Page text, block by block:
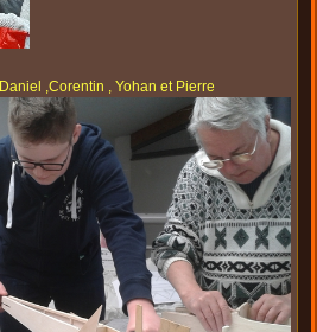
,Corentin , Yohan et Pierre